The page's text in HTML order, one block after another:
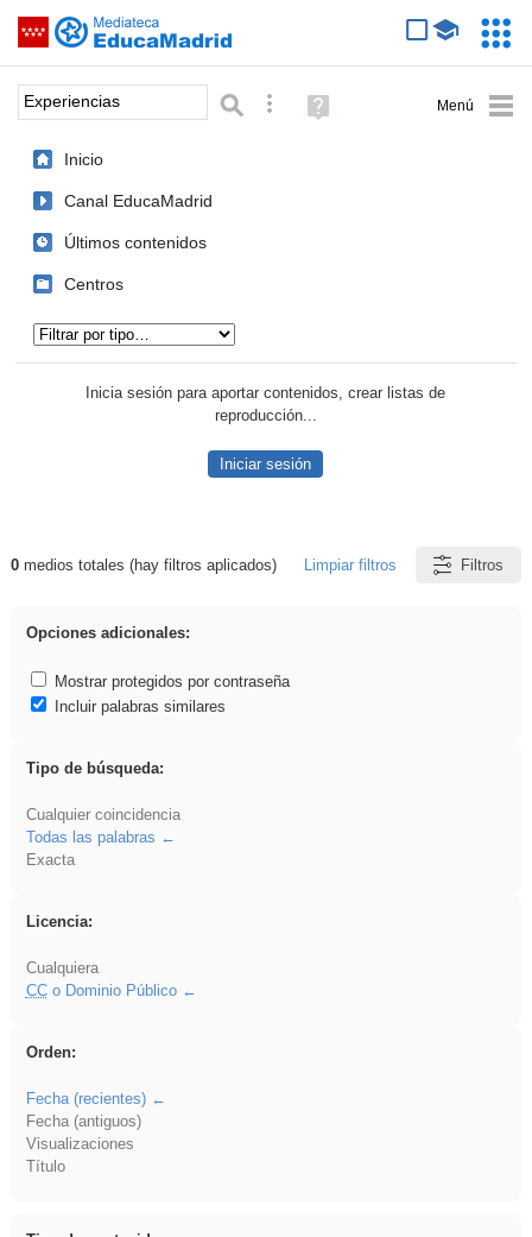
Saltar navegación
Palabra o frase: Búsqueda avanzada
Ayuda
(en
Inicio
Canal EducaMadrid
Últimos contenidos
Centros
Inicia sesión para aportar contenidos, crear listas de
reproducción...
Iniciar sesión
Resultados de: Experiencias
0medios totales (hay filtros aplicados) Limpiar filtros Filtros
Opciones adicionales:
Mostrar protegidos por contraseña
Incluir palabras similares
Tipo de búsqueda:
Cualquier coincidencia
Todas las palabras
Exacta
Licencia:
Cualquiera
CCo Dominio Público
Orden:
Fecha (recientes)
Fecha (antiguos)
Visualizaciones
Título